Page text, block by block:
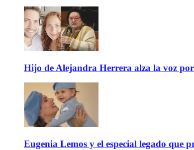
Hijo de Alejandra Herrera alza la voz
Eugenia Lemos y el especial legado que